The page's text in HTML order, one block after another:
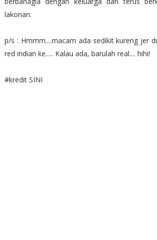
lakonan.
p/s : Hmmm....macam ada sedikit kureng jer
red indian ke..... Kalau ada, barulah real.... hihi!
#kredit SINI